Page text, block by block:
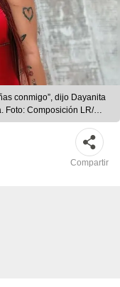
conmigo”, dijo Dayanita
Foto: Composición LR/
Compartir